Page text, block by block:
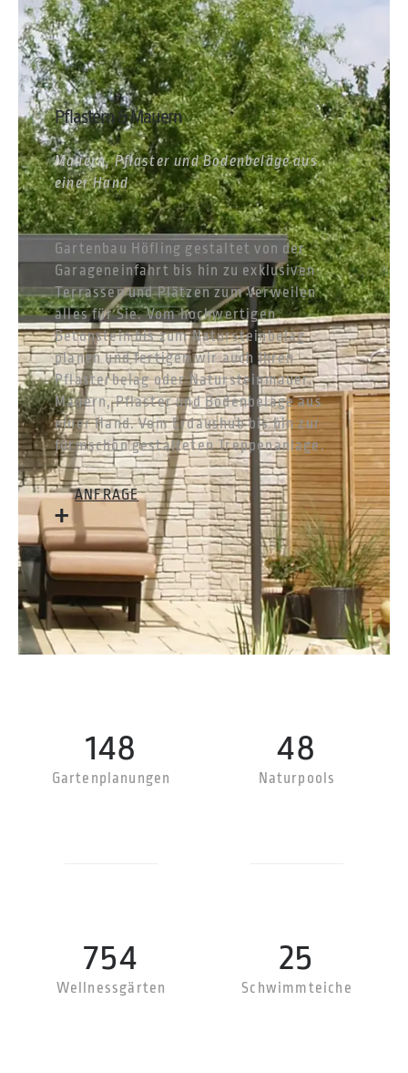
Pflastern & Mauern
Mauern, Pflaster und Bodenbeläge aus
einer Hand
Gartenbau Höfling gestaltet von der
Garageneinfahrt bis hin zu exklusiven
Terrassen und Plätzen zum Verweilen
alles für Sie. Vom hochwertigen
Betonstein bis zum Natursteinbelag
planen und fertigen wir auch Ihren
Pflasterbelag oder Natursteinmauer.
Mauern, Pflaster und Bodenbeläge aus
einer Hand. Vom Erdaushub bis hin zur
förmschön gestalteten Treppenanlage.
ANFRAGE
156
Gartenplanungen
51
Naturpools
794
Wellnessgärten
26
Schwimmteiche